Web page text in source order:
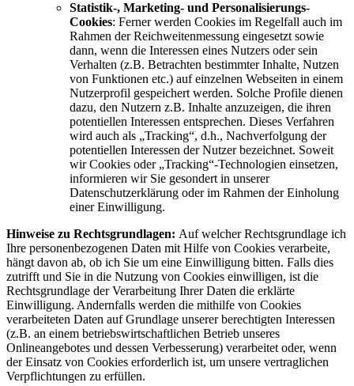
Statistik-, Marketing- und Personalisierungs-
Cookies: Ferner werden Cookies im Regelfall auch im
Rahmen der Reichweitenmessung eingesetzt sowie
dann, wenn die Interessen eines Nutzers oder sein
Verhalten (z.B. Betrachten bestimmter Inhalte, Nutzen
von Funktionen etc.) auf einzelnen Webseiten in einem
Nutzerprofil gespeichert werden. Solche Profile dienen
dazu, den Nutzern z.B. Inhalte anzuzeigen, die ihren
potentiellen Interessen entsprechen. Dieses Verfahren
wird auch als „Tracking“, d.h., Nachverfolgung der
potentiellen Interessen der Nutzer bezeichnet. Soweit
wir Cookies oder „Tracking“-Technologien einsetzen,
informieren wir Sie gesondert in unserer
Datenschutzerklärung oder im Rahmen der Einholung
einer Einwilligung.
Hinweise zu Rechtsgrundlagen: Auf welcher Rechtsgrundlage ich
Ihre personenbezogenen Daten mit Hilfe von Cookies verarbeite,
hängt davon ab, ob ich Sie um eine Einwilligung bitten. Falls dies
zutrifft und Sie in die Nutzung von Cookies einwilligen, ist die
Rechtsgrundlage der Verarbeitung Ihrer Daten die erklärte
Einwilligung. Andernfalls werden die mithilfe von Cookies
verarbeiteten Daten auf Grundlage unserer berechtigten Interessen
(z.B. an einem betriebswirtschaftlichen Betrieb unseres
Onlineangebotes und dessen Verbesserung) verarbeitet oder, wenn
der Einsatz von Cookies erforderlich ist, um unsere vertraglichen
Verpflichtungen zu erfüllen.